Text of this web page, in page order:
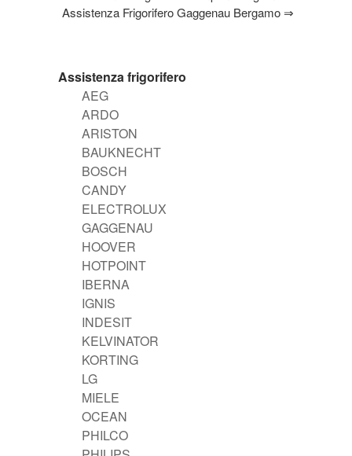
Assistenza Frigorifero Gaggenau Bergamo⇒
Assistenza frigorifero
AEG
ARDO
ARISTON
BAUKNECHT
BOSCH
CANDY
ELECTROLUX
GAGGENAU
HOOVER
HOTPOINT
IBERNA
IGNIS
INDESIT
KELVINATOR
KORTING
LG
MIELE
OCEAN
PHILCO